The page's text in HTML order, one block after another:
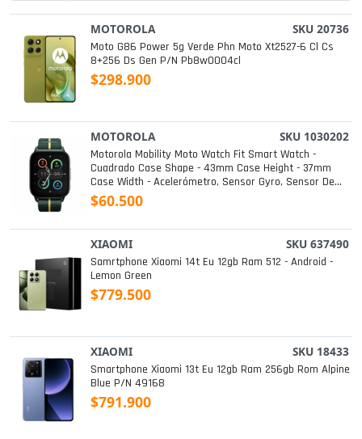
MOTOROLA SKU 20736
Moto G86 Power 5g Verde Phn Moto Xt2527-6 Cl Cs
8+256 Ds Gen P/n Pb8w0004cl
$298.900
MOTOROLA SKU 1030202
Motorola Mobility Moto Watch Fit Smart Watch -
Cuadrado Case Shape - 43mm Case Height - 37mm
Case Width - Acelerómetro, Sensor Gyro, Sensor De
Luz Ambiental - Notificación Push
$60.500
XIAOMI SKU 637490
Samrtphone Xiaomi 14t Eu 12gb Ram 512 - Android -
Lemon Green
$779.500
XIAOMI SKU 18433
Smartphone Xiaomi 13t Eu 12gb Ram 256gb Rom Alpine
Blue P/n 49168
$791.900